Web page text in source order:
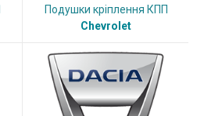
Подушки кріплення КПП
Chevrolet